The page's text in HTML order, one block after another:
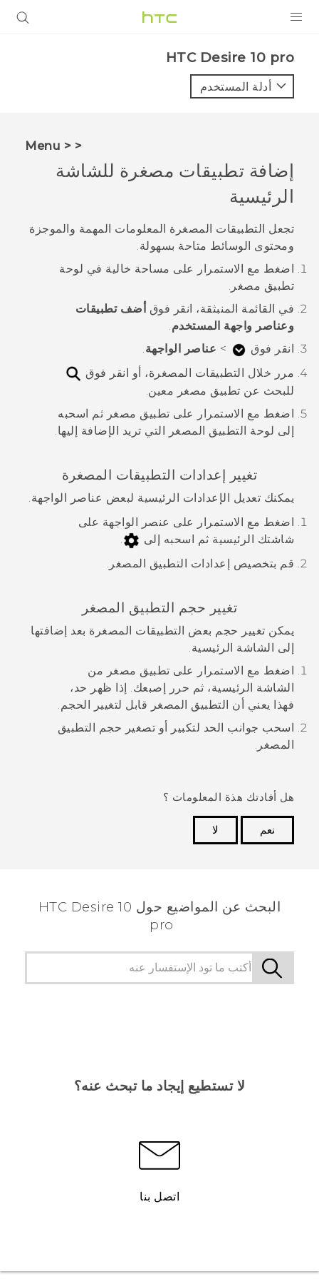
VIVE
VIVERSE
البرامج + التطبيقات
الدعم
HTC Desire 10 pro‎
أدلة المستخدم
< < Menu
إضافة تطبيقات مصغرة للشاشة
الرئيسية
تجعل التطبيقات المصغرة المعلومات المهمة والموجزة
ومحتوى الوسائط متاحة بسهولة.
اضغط مع الاستمرار على مساحة خالية في لوحة
تطبيق مصغر.
في القائمة المنبثقة، انقر فوق
أضف تطبيقات
وعناصر واجهة المستخدم.
انقر فوق
> عناصر الواجهة.
مرر خلال التطبيقات المصغرة، أو انقر فوق
للبحث عن تطبيق مصغر معين.
اضغط مع الاستمرار على تطبيق مصغر ثم اسحبه
إلى لوحة التطبيق المصغر التي تريد الإضافة إليها.
تغيير إعدادات التطبيقات المصغرة
يمكنك تعديل الإعدادات الرئيسية لبعض عناصر الواجهة.
اضغط مع الاستمرار على عنصر الواجهة على
شاشتك الرئيسية ثم اسحبه إلى
.
قم بتخصيص إعدادات التطبيق المصغر.
تغيير حجم التطبيق المصغر
يمكن تغيير حجم بعض التطبيقات المصغرة بعد إضافتها
إلى الشاشة الرئيسية.
اضغط مع الاستمرار على تطبيق مصغر من
الشاشة الرئيسية، ثم حرر إصبعك. إذا ظهر حد،
فهذا يعني أن التطبيق المصغر قابل لتغيير الحجم.
اسحب جوانب الحد لتكبير أو تصغير حجم التطبيق
المصغر.
هل أفادتك هذة المعلومات ؟
نعم
لا
البحث عن المواضيع حول HTC Desire 10
pro
لا تستطيع إيجاد ما تبحث عنه؟
اتصل بنا